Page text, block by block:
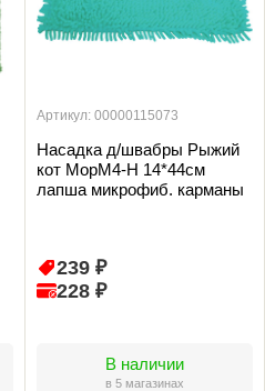
Артикул: 00000115073
Насадка д/швабры Рыжий
кот MopM4-H 14*44см
лапша микрофиб. карманы
239 ₽
228 ₽
В наличии
в 5 магазинах